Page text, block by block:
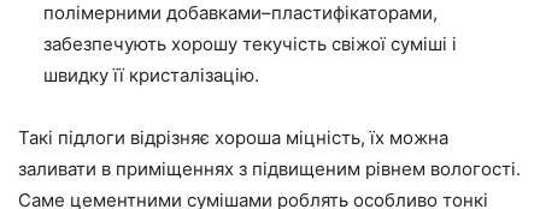
полімерними добавками–пластифікаторами,
забезпечують хорошу текучість свіжої суміші і
швидкуїї кристалізацію.
Такі підлоги відрізняє хороша міцність, їх можна
заливати в приміщеннях з підвищеним рівнем вологості.
Саме цементними сумішами роблять особливо тонкі